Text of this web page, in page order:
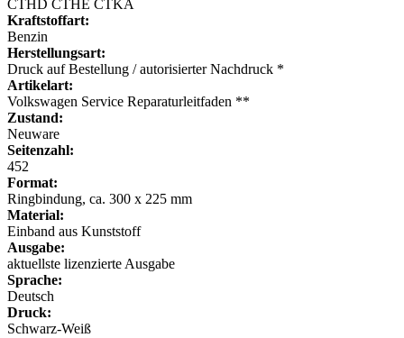
CTHD CTHE CTKA
Kraftstoffart:
Benzin
Herstellungsart:
Druck auf Bestellung / autorisierter Nachdruck *
Artikelart:
Volkswagen Service Reparaturleitfaden **
Zustand:
Neuware
Seitenzahl:
452
Format:
Ringbindung, ca. 300 x 225 mm
Material:
Einband aus Kunststoff
Ausgabe:
aktuellste lizenzierte Ausgabe
Sprache:
Deutsch
Druck:
Schwarz-Weiß